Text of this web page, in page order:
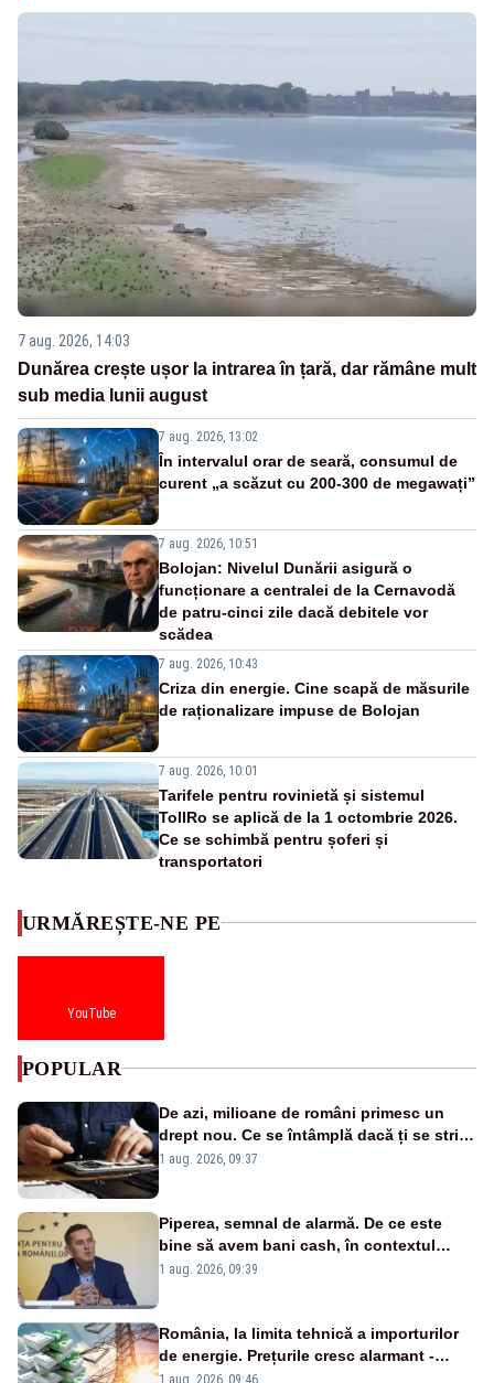
7 aug. 2026, 14:03
Dunărea crește ușor la intrarea în țară, dar rămâne mult
sub media lunii august
7 aug. 2026, 13:02
În intervalul orar de seară, consumul de
curent „a scăzut cu 200-300 de megawați”
7 aug. 2026, 10:51
Bolojan: Nivelul Dunării asigură o
funcționare a centralei de la Cernavodă
de patru-cinci zile dacă debitele vor
scădea
7 aug. 2026, 10:43
Criza din energie. Cine scapă de măsurile
de raționalizare impuse de Bolojan
7 aug. 2026, 10:01
Tarifele pentru rovinietă și sistemul
TollRo se aplică de la 1 octombrie 2026.
Ce se schimbă pentru șoferi și
transportatori
URMĂREȘTE-NE PE
YouTube
POPULAR
De azi, milioane de români primesc un
drept nou. Ce se întâmplă dacă ți se strică
un produs
1 aug. 2026, 09:37
Piperea, semnal de alarmă. De ce este
bine să avem bani cash, în contextul
alertei energetice?
1 aug. 2026, 09:39
România, la limita tehnică a importurilor
de energie. Prețurile cresc alarmant -
Analiză Realitatea Plus
1 aug. 2026, 09:46